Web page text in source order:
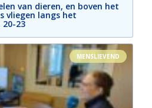
van dieren, en boven het
vliegen langs het
20-23
MENSLIEVEND